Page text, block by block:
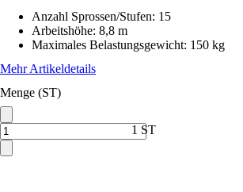
Anzahl Sprossen/Stufen: 15
Arbeitshöhe: 8,8 m
Maximales Belastungsgewicht: 150 kg
Mehr Artikeldetails
Menge (ST)
1 ST